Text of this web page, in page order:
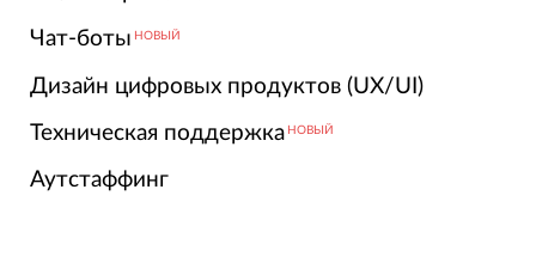
Чат-боты НОВЫЙ
Дизайн цифровых продуктов (UX/UI)
Техническая поддержка НОВЫЙ
Аутстаффинг